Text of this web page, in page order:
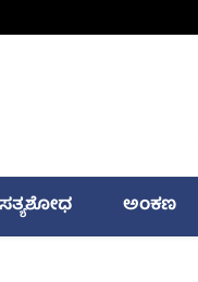
ಸತ್ಯಶೋಧ ಅಂಕಣ